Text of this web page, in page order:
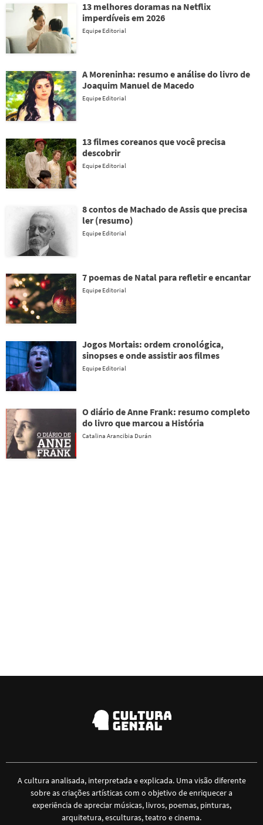
13 melhores doramas na Netflix
imperdíveis em 2026
Equipe Editorial
A Moreninha: resumo e análise do livro de
Joaquim Manuel de Macedo
Equipe Editorial
13 filmes coreanos que você precisa
descobrir
Equipe Editorial
8 contos de Machado de Assis que precisa
ler (resumo)
Equipe Editorial
7 poemas de Natal para refletir e encantar
Equipe Editorial
Jogos Mortais: ordem cronológica,
sinopses e onde assistir aos filmes
Equipe Editorial
O diário de Anne Frank: resumo completo
do livro que marcou a História
Catalina Arancibia Durán
A cultura analisada, interpretada e explicada. Uma visão diferente
sobre as criações artísticas com o objetivo de enriquecer a
experiência de apreciar músicas, livros, poemas, pinturas,
arquitetura, esculturas, teatro e cinema.